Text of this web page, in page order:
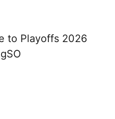
to Playoffs 2026